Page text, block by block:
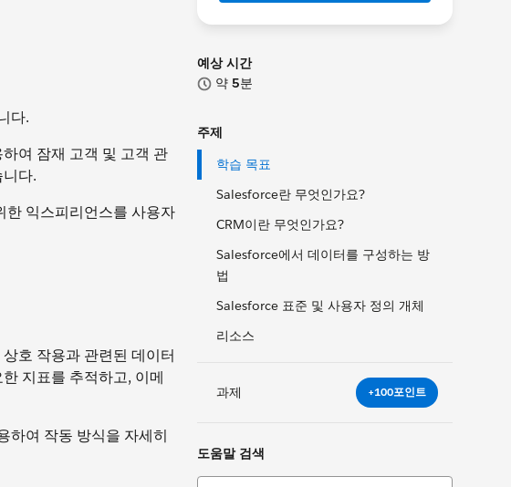
예상 시간
약 5분
주제
학습 목표
Salesforce란 무엇인가요?
CRM이란 무엇인가요?
Salesforce에서 데이터를 구성하는 방
법
Salesforce 표준 및 사용자 정의 개체
리소스
과제 +100포인트
도움말 검색
다.
여 잠재 고객 및 고객 관
다.
한 익스피리언스를 사용자
호 작용과 관련된 데이터
지표를 추적하고, 이메
하여 작동 방식을 자세히